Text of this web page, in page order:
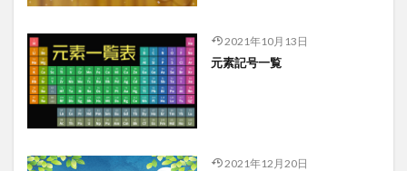
2021年10月13日
元素記号一覧
2021年12月20日